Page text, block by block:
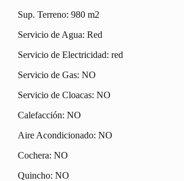
Sup. Terreno: 980 m2
Servicio de Agua: Red
Servicio de Electricidad: red
Servicio de Gas: NO
Servicio de Cloacas: NO
Calefacción: NO
Aire Acondicionado: NO
Cochera: NO
Quincho: NO